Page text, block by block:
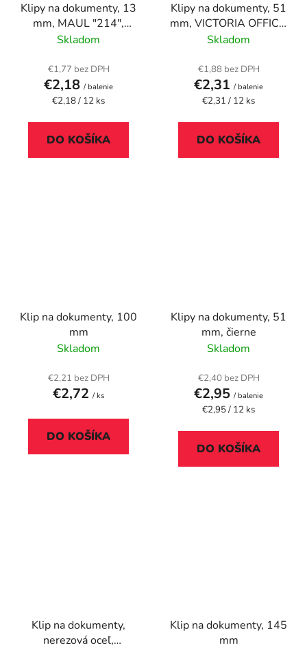
Klipy na dokumenty, 13
mm, MAUL "214",
rôzne farby
Skladom
€1,77 bez DPH
€2,18 / balenie
Jednotková
€2,18 / 12 ks
DO KOŠÍKA
Klipy na dokumenty, 51
mm, VICTORIA OFFICE,
čierne
Skladom
€1,88 bez DPH
€2,31 / balenie
Jednotková
€2,31 / 12 ks
DO KOŠÍKA
Klip na dokumenty, 100
mm
Skladom
€2,21 bez DPH
€2,72 / ks
DO KOŠÍKA
Klipy na dokumenty, 51
mm, čierne
Skladom
€2,40 bez DPH
€2,95 / balenie
Jednotková
€2,95 / 12 ks
DO KOŠÍKA
Klip na dokumenty,
nerezová oceľ,
Klip na dokumenty, 145
mm